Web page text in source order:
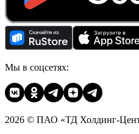
Мы в соцсетях:
2026 © ПАО «ТД Холдинг-